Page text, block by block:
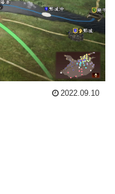
2022.09.10